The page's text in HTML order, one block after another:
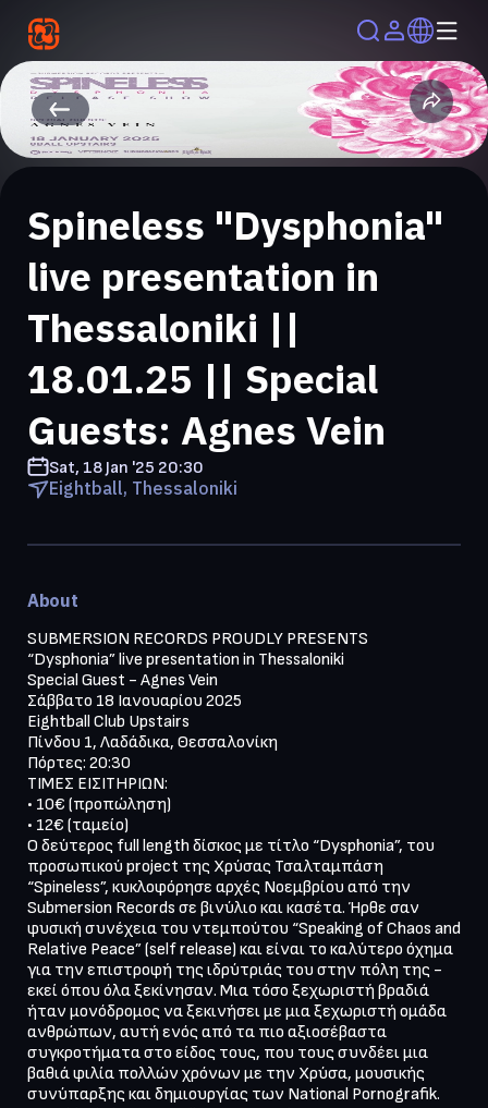
Spineless "Dysphonia"
live presentation in
Thessaloniki ||
18.01.25 || Special
Guests: Agnes Vein
Sat, 18 Jan '25 20:30
Eightball, Thessaloniki
About
SUBMERSION RECORDS PROUDLY PRESENTS
“Dysphonia” live presentation in Thessaloniki
Special Guest - Agnes Vein
Σάββατο 18 Ιανουαρίου 2025
Eightball Club Upstairs
Πίνδου 1, Λαδάδικα, Θεσσαλονίκη
Πόρτες: 20:30
ΤΙΜΕΣ ΕΙΣΙΤΗΡΙΩΝ:
• 10€ (προπώληση)
• 12€ (ταμείο)
Ο δεύτερος full length δίσκος με τίτλο “Dysphonia”, του
προσωπικού project της Χρύσας Τσαλταμπάση
“Spineless”, κυκλοφόρησε αρχές Νοεμβρίου από την
Submersion Records σε βινύλιο και κασέτα. Ήρθε σαν
φυσική συνέχεια του ντεμπούτου “Speaking of Chaos and
Relative Peace” (self release) και είναι το καλύτερο όχημα
για την επιστροφή της ιδρύτριάς του στην πόλη της -
εκεί όπου όλα ξεκίνησαν. Μια τόσο ξεχωριστή βραδιά
ήταν μονόδρομος να ξεκινήσει με μια ξεχωριστή ομάδα
ανθρώπων, αυτή ενός από τα πιο αξιοσέβαστα
συγκροτήματα στο είδος τους, που τους συνδέει μια
βαθιά φιλία πολλών χρόνων με την Χρύσα, μουσικής
συνύπαρξης και δημιουργίας των National Pornografik.